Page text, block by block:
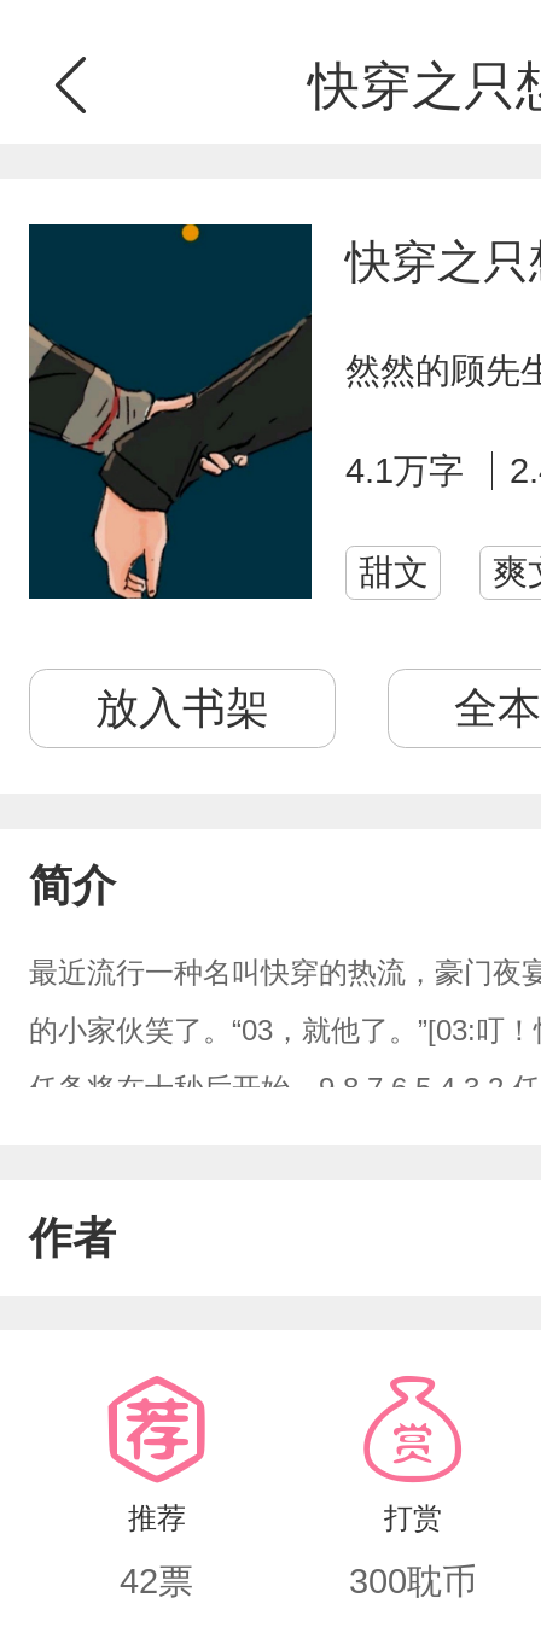
快穿之只
快穿之
然然的顾先
4.1万字
甜文 爽
放入书架 全
简介
最近流行一种名叫快穿的热流，豪门夜
的小家伙笑了。“03，就他了。”[03:叮
任务将在十秒后开始，9.8.7.6.5.4.3.2.
1vs1双洁，奶狗受和各种攻。]
作者
推荐
42票
打赏
300耽币